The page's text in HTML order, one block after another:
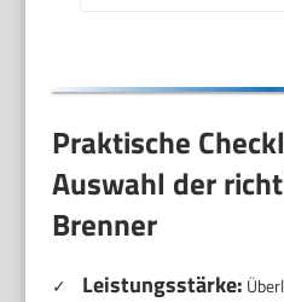
Praktische
Auswahl der
Brenner
✓ Leistungsstärke: